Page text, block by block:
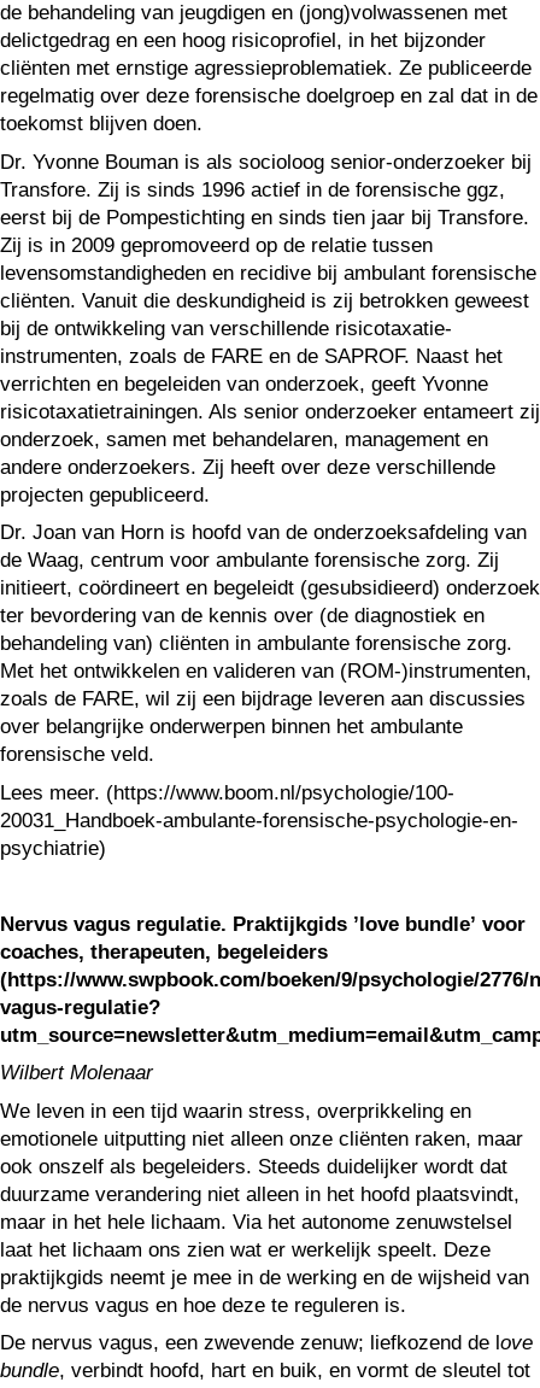
de behandeling van jeugdigen en (jong)volwassenen met
delictgedrag en een hoog risicoprofiel, in het bijzonder
cliënten met ernstige agressieproblematiek. Ze publiceerde
regelmatig over deze forensische doelgroep en zal dat in de
toekomst blijven doen.
Dr. Yvonne Bouman is als socioloog senior-onderzoeker bij
Transfore. Zij is sinds 1996 actief in de forensische ggz,
eerst bij de Pompestichting en sinds tien jaar bij Transfore.
Zij is in 2009 gepromoveerd op de relatie tussen
levensomstandigheden en recidive bij ambulant forensische
cliënten. Vanuit die deskundigheid is zij betrokken geweest
bij de ontwikkeling van verschillende risicotaxatie-
instrumenten, zoals de FARE en de SAPROF. Naast het
verrichten en begeleiden van onderzoek, geeft Yvonne
risicotaxatietrainingen. Als senior onderzoeker entameert zij
onderzoek, samen met behandelaren, management en
andere onderzoekers. Zij heeft over deze verschillende
projecten gepubliceerd.
Dr. Joan van Horn is hoofd van de onderzoeksafdeling van
de Waag, centrum voor ambulante forensische zorg. Zij
initieert, coördineert en begeleidt (gesubsidieerd) onderzoek
ter bevordering van de kennis over (de diagnostiek en
behandeling van) cliënten in ambulante forensische zorg.
Met het ontwikkelen en valideren van (ROM-)instrumenten,
zoals de FARE, wil zij een bijdrage leveren aan discussies
over belangrijke onderwerpen binnen het ambulante
forensische veld.
Lees meer. (https://www.boom.nl/psychologie/100-
20031_Handboek-ambulante-forensische-psychologie-en-
psychiatrie)
Nervus vagus regulatie. Praktijkgids ’love bundle’ voor
coaches, therapeuten, begeleiders
(https://www.swpbook.com/boeken/9/psychologie/2776/
vagus-regulatie?
Wilbert Molenaar
We leven in een tijd waarin stress, overprikkeling en
emotionele uitputting niet alleen onze cliënten raken, maar
ook onszelf als begeleiders. Steeds duidelijker wordt dat
duurzame verandering niet alleen in het hoofd plaatsvindt,
maar in het hele lichaam. Via het autonome zenuwstelsel
laat het lichaam ons zien wat er werkelijk speelt. Deze
praktijkgids neemt je mee in de werking en de wijsheid van
de nervus vagus en hoe deze te reguleren is.
De nervus vagus, een zwevende zenuw; liefkozend de l ove
bundle, verbindt hoofd, hart en buik, en vormt de sleutel tot